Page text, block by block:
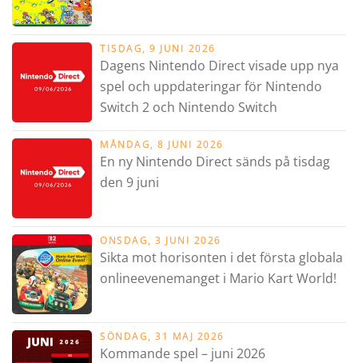
TISDAG, 9 JUNI 2026
Dagens Nintendo Direct visade upp nya
spel och uppdateringar för Nintendo
Switch 2 och Nintendo Switch
MÅNDAG, 8 JUNI 2026
En ny Nintendo Direct sänds på tisdag
den 9 juni
ONSDAG, 3 JUNI 2026
Sikta mot horisonten i det första globala
onlineevenemanget i Mario Kart World!
SÖNDAG, 31 MAJ 2026
Kommande spel – juni 2026